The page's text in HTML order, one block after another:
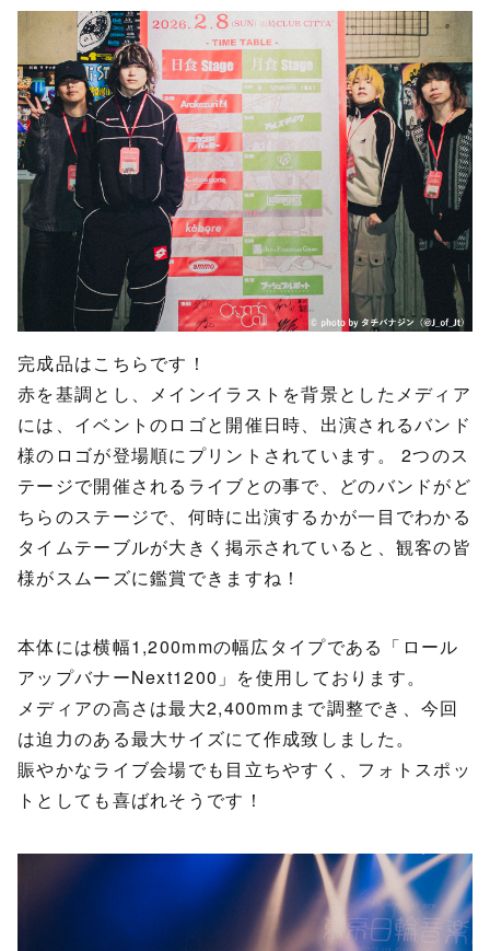
完成品はこちらです！
赤を基調とし、メインイラストを背景としたメディア
には、イベントのロゴと開催日時、出演されるバンド
様のロゴが登場順にプリントされています。 2つのス
テージで開催されるライブとの事で、どのバンドがど
ちらのステージで、何時に出演するかが一目でわかる
タイムテーブルが大きく掲示されていると、観客の皆
様がスムーズに鑑賞できますね！
本体には横幅1,200mmの幅広タイプである「ロール
アップバナーNext1200」を使用しております。
メディアの高さは最大2,400mmまで調整でき、今回
は迫力のある最大サイズにて作成致しました。
賑やかなライブ会場でも目立ちやすく、フォトスポッ
トとしても喜ばれそうです！